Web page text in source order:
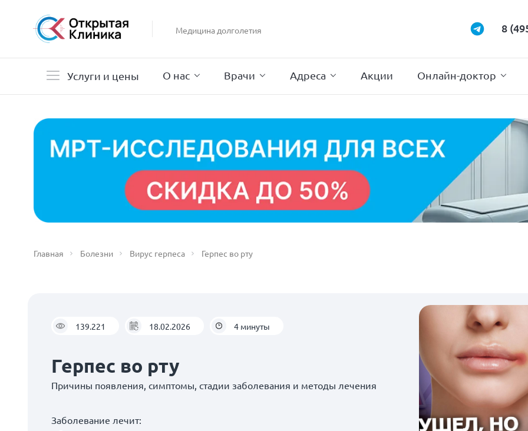
Медицина долголетия 8
Услуги и цены
Нейрохирургия
Проктология
Психотерапия
О нас Врачи Адреса Акции Онлайн-доктор
Главная Болезни Вирус герпеса Герпес во рту
139.221 18.02.2026 4 минуты
Герпес во рту
Причины появления, симптомы, стадии заболевания и методы лечения
Заболевание лечит: